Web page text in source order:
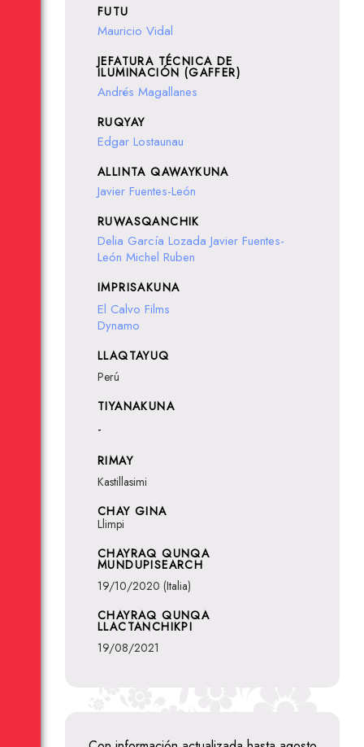
FUTU
Mauricio Vidal
JEFATURA TÉCNICA DE
ILUMINACIÓN (GAFFER)
Andrés Magallanes
RUQYAY
Edgar Lostaunau
ALLINTA QAWAYKUNA
Javier Fuentes-León
RUWASQANCHIK
Delia García Lozada Javier Fuentes-
León Michel Ruben
IMPRISAKUNA
El Calvo Films
Dynamo
LLAQTAYUQ
Perú
TIYANAKUNA
-
RIMAY
Kastillasimi
CHAY GINA
Llimpi
CHAYRAQ QUNQA
MUNDUPISEARCH
19/10/2020 (Italia)
CHAYRAQ QUNQA
LLACTANCHIKPI
19/08/2021